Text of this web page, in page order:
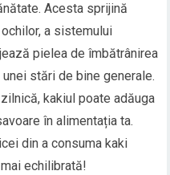
Acesta sprijină
a sistemului
pielea de îmbătrânirea
stări de bine generale.
kakiul poate adăuga
în alimentația ta.
din a consuma kaki
echilibrată!